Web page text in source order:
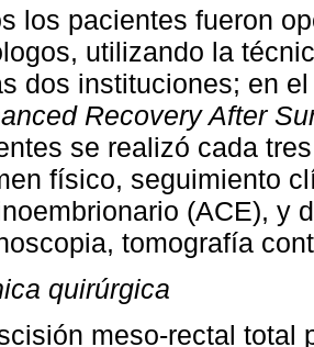
los pacientes fueron
utilizando la
dos instituciones; en
Recovery After
se realizó cada
físico, seguimiento
(ACE), y
tomografía
quirúrgica
meso-rectal total